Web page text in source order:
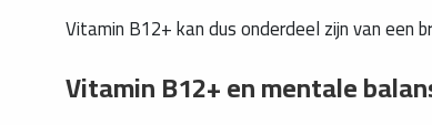
Vitamin B12+ kan dus onderdeel zijn van een
Vitamin B12+ en mentale